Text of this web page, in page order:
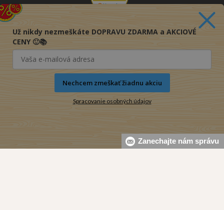
Zanechajte nám správu
Už nikdy nezmeškáte DOPRAVU ZDARMA a AKCIOVÉ
CENY 🙂📚
Nechcem zmeškať žiadnu akciu
Spracovanie osobných údajov